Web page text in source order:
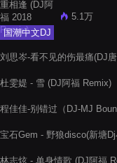
国潮中文DJ
5.1万
刘思岑-看不见的伤最痛(DJ
杜雯媞 - 雪 (DJ阿福 Remix)
程佳佳-别错过（DJ-MJ
宝石Gem - 野狼disco(新塘
林志炫 - 单身情歌 (DJ阿福